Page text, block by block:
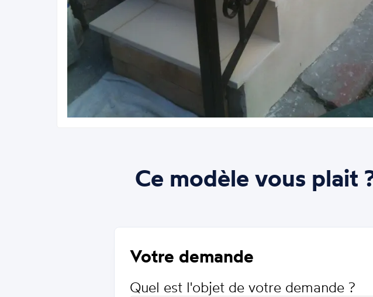
Ce modèle vous plait
Votre demande
Quel est l'objet de votre demande ?